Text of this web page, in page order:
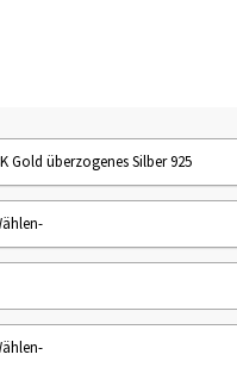
Gold überzogenes Silber 925